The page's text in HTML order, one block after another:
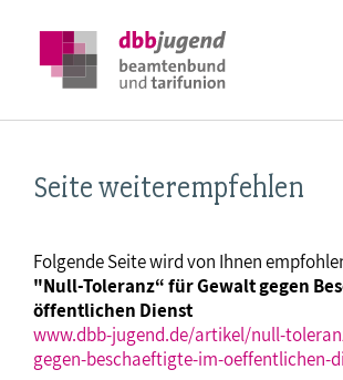
Seite weiterempfehlen
Folgende Seite wird von Ihnen
"Null-Toleranz“ für Gewalt gegen
öffentlichen Dienst
www.dbb-jugend.de/artikel/null-
gegen-beschaeftigte-im-oeffentlichen-